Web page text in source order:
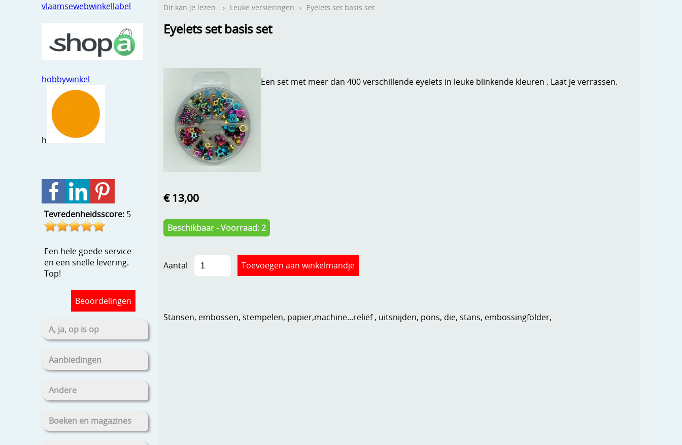
vlaamsewebwinkellabel
hobbywinkel
h
Tevredenheidsscore: 5
Een hele goede service
en een snelle levering.
Top!
Beoordelingen
A, ja, op is op
Aanbiedingen
Andere
Boeken en magazines
Dit kan je lezen. › Leuke versieringen › Eyelets set basis set
Eyelets set basis set
Een set met meer dan 400 verschillende eyelets in leuke blinkende kleuren . Laat je verrassen.
€ 13,00
Beschikbaar - Voorraad: 2
Aantal
Stansen, embossen, stempelen, papier,machine...reliëf , uitsnijden, pons, die, stans, embossingfolder,